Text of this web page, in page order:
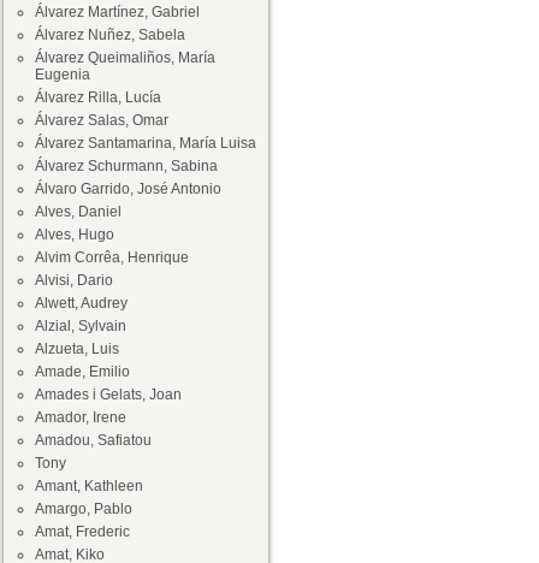
Álvarez Martínez, Gabriel
Álvarez Nuñez, Sabela
Álvarez Queimaliños, María
Eugenia
Álvarez Rilla, Lucía
Álvarez Salas, Omar
Álvarez Santamarina, María Luisa
Álvarez Schurmann, Sabina
Álvaro Garrido, José Antonio
Alves, Daniel
Alves, Hugo
Alvim Corrêa, Henrique
Alvisi, Dario
Alwett, Audrey
Alzial, Sylvain
Alzueta, Luis
Amade, Emilio
Amades i Gelats, Joan
Amador, Irene
Amadou, Safiatou
Tony
Amant, Kathleen
Amargo, Pablo
Amat, Frederic
Amat, Kiko